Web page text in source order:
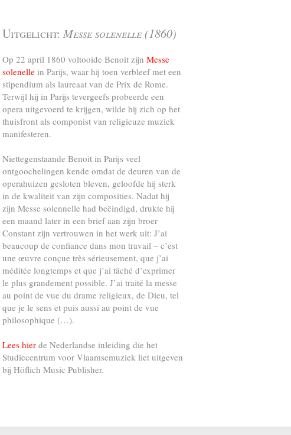
Uitgelicht: Messe solenelle (1860)
Op 22 april 1860 voltooide Benoit zijn Messe
solenelle in Parijs, waar hij toen verbleef met een
stipendium als laureaat van de Prix de Rome.
Terwijl hij in Parijs tevergeefs probeerde een
opera uitgevoerd te krijgen, wilde hij zich op het
thuisfront als componist van religieuze muziek
manifesteren.
Niettegenstaande Benoit in Parijs veel
ontgoochelingen kende omdat de deuren van de
operahuizen gesloten bleven, geloofde hij sterk
in de kwaliteit van zijn composities. Nadat hij
zijn Messe solennelle had beëindigd, drukte hij
een maand later in een brief aan zijn broer
Constant zijn vertrouwen in het werk uit: J’ai
beaucoup de confiance dans mon travail – c’est
une œuvre conçue très sérieusement, que j’ai
méditée longtemps et que j’ai tâché d’exprimer
le plus grandement possible. J’ai traité la messe
au point de vue du drame religieux, de Dieu, tel
que je le sens et puis aussi au point de vue
philosophique (…).
Lees hier de Nederlandse inleiding die het
Studiecentrum voor Vlaamsemuziek liet uitgeven
bij Höflich Music Publisher.